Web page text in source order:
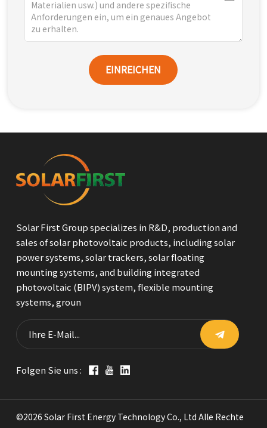
EINREICHEN
Solar First Group specializes in R&D, production and
sales of solar photovoltaic products, including solar
power systems, solar trackers, solar floating
mounting systems, and building integrated
photovoltaic (BIPV) system, flexible mounting
systems, groun
Folgen Sie uns :
©2026 Solar First Energy Technology Co., Ltd Alle Rechte